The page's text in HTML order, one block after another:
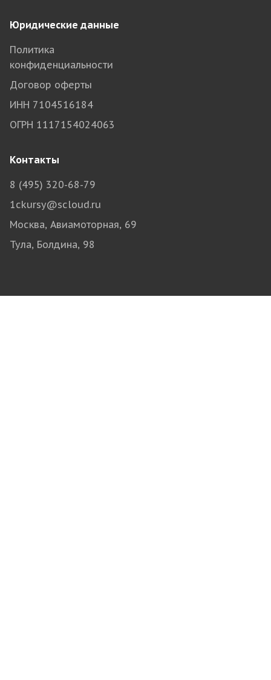
Юридические данные
Политика
конфиденциальности
Договор оферты
ИНН 7104516184
ОГРН 1117154024063
Контакты
8 (495) 320-68-79
1ckursy@scloud.ru
Москва, Авиамоторная, 69
Тула, Болдина, 98